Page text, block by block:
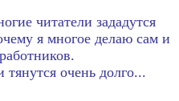
читатели зададутся
я многое делаю сам и
очень долго...